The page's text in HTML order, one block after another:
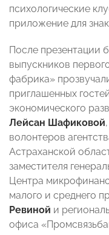
психологические
приложение для
После презентации
выпускников
фабрика»
приглашенных
экономического
Лейсан Шафиковой
волонтеров
Астраханской
заместителя
Центра
малого и среднего
Ревиной и
офиса